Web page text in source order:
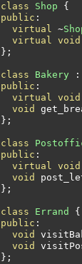
class Shop
{
public :
virtual ~
virtual void
};
class Bakery :
public :
virtual void
void
};
class
public :
virtual void
void
};
class Errand
{
public :
void
void
};